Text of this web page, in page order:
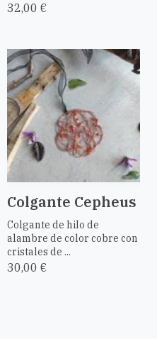
32,00 €
Colgante Cepheus
Colgante de hilo de
alambre de color cobre con
cristales de ...
30,00 €